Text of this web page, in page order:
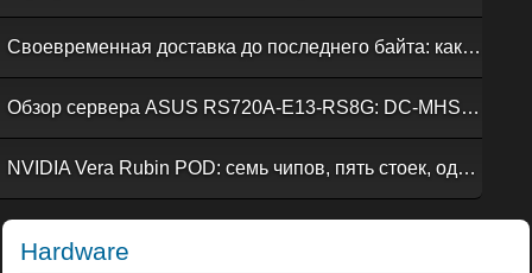
Своевременная доставка до последнего байта: как российская сеть Curator CDN совмещает скорость, безопасность и гибкость управления
Обзор сервера ASUS RS720A-E13-RS8G: DC-MHS во всей красе
NVIDIA Vera Rubin POD: семь чипов, пять стоек, один ИИ-суперкомпьютер
Hardware